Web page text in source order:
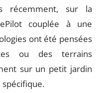
récemment, sur la
couplée à une
ont été pensées
ou des terrains
sur un petit jardin